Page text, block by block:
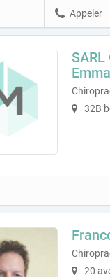
Appeler
SARL
32B
20